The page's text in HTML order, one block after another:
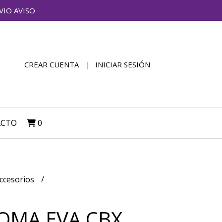
AVISO
CREAR CUENTA INICIAR SESIÓN
0